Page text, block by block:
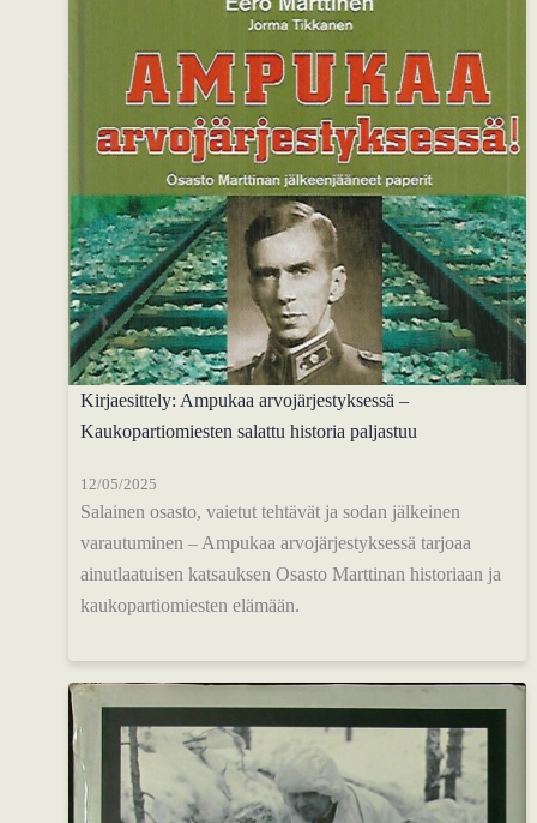
Kirjaesittely: Ampukaa arvojärjestyksessä –
Kaukopartiomiesten salattu historia paljastuu
12/05/2025
Salainen osasto, vaietut tehtävät ja sodan jälkeinen
varautuminen – Ampukaa arvojärjestyksessä tarjoaa
ainutlaatuisen katsauksen Osasto Marttinan historiaan ja
kaukopartiomiesten elämään.